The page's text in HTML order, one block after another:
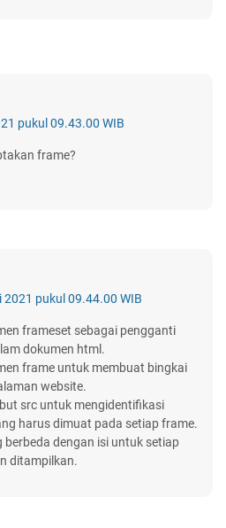
pukul 09.43.00 WIB
frame?
2021 pukul 09.44.00 WIB
frameset sebagai pengganti
dokumen html.
frame untuk membuat bingkai
website.
src untuk mengidentifikasi
harus dimuat pada setiap frame.
berbeda dengan isi untuk setiap
ditampilkan.